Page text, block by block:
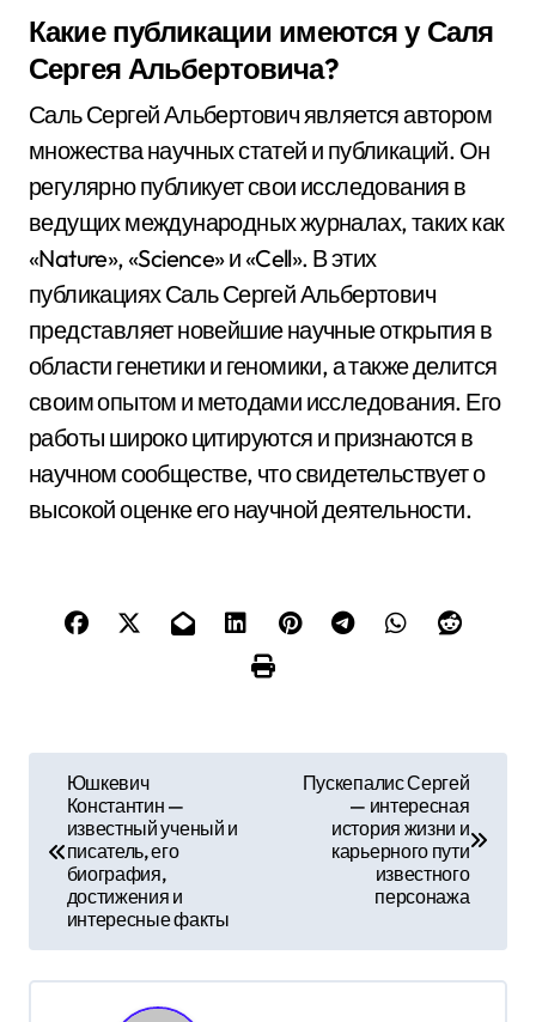
Какие публикации имеются у Саля
Сергея Альбертовича?
Саль Сергей Альбертович является автором
множества научных статей и публикаций. Он
регулярно публикует свои исследования в
ведущих международных журналах, таких как
«Nature», «Science» и «Cell». В этих
публикациях Саль Сергей Альбертович
представляет новейшие научные открытия в
области генетики и геномики, а также делится
своим опытом и методами исследования. Его
работы широко цитируются и признаются в
научном сообществе, что свидетельствует о
высокой оценке его научной деятельности.
г
Юшкевич
Константин —
известный ученый и
писатель, его
биография,
достижения и
интересные факты
Пускепалис Сергей
— интересная
история жизни и
карьерного пути
известного
персонажа